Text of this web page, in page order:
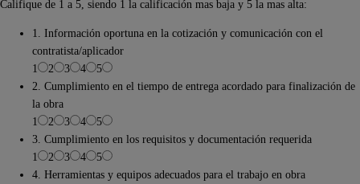
Califique de 1 a 5, siendo 1 la calificación mas baja y 5 la mas alta:
1. Información oportuna en la cotización y comunicación con el
contratista/aplicador
1
2 3 4
5
2. Cumplimiento en el tiempo de entrega acordado para finalización de
la obra
1
2 3 4
5
3. Cumplimiento en los requisitos y documentación requerida
1
2 3 4
5
4. Herramientas y equipos adecuados para el trabajo en obra